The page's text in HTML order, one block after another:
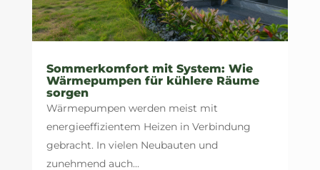
Sommerkomfort mit System: Wie
Wärmepumpen für kühlere Räume
sorgen
Wärmepumpen werden meist mit
energieeffizientem Heizen in Verbindung
gebracht. In vielen Neubauten und
zunehmend auch...